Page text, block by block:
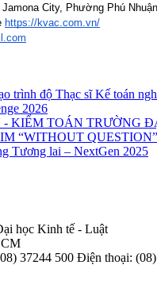
City, Phường Phú
https://kvac.com.vn/
trình độ Thạc sĩ Kế toán
2026
- KIỂM TOÁN TRƯỜNG
“WITHOUT
Tương lai – NextGen 2025
học Kinh tế - Luật
37244 500 Điện thoại: